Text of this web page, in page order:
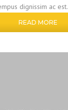
dignissim ac est.
READ MORE